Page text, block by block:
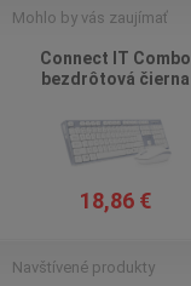
Mohlo by vás zaujímať
Connect IT Combo
bezdrôtová čierna
18,86 €
Navštívené produkty